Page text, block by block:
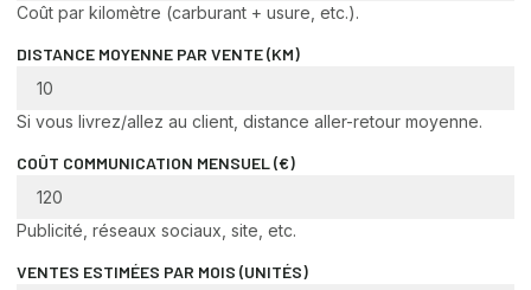
Coût par kilomètre (carburant + usure, etc.).
DISTANCE MOYENNE PAR VENTE (KM)
Si vous livrez/allez au client, distance aller-retour moyenne.
COÛT COMMUNICATION MENSUEL (€)
Publicité, réseaux sociaux, site, etc.
VENTES ESTIMÉES PAR MOIS (UNITÉS)